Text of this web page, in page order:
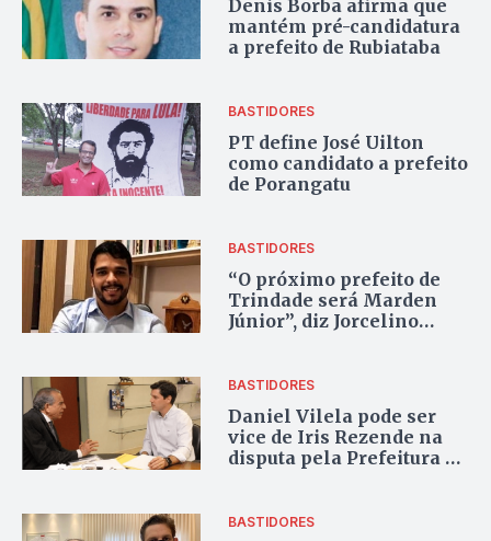
Denis Borba afirma que
mantém pré-candidatura
a prefeito de Rubiataba
BASTIDORES
PT define José Uilton
como candidato a prefeito
de Porangatu
BASTIDORES
“O próximo prefeito de
Trindade será Marden
Júnior”, diz Jorcelino
BASTIDORES
Daniel Vilela pode ser
vice de Iris Rezende na
disputa pela Prefeitura de
BASTIDORES